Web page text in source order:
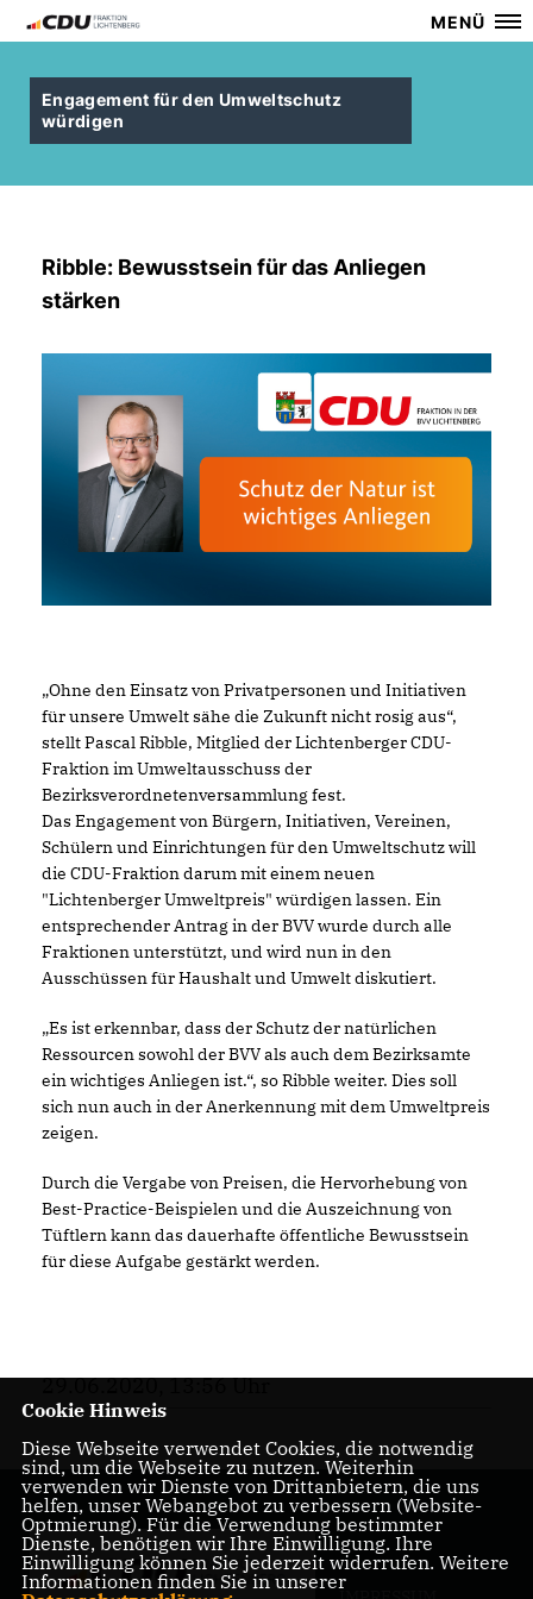
MENÜ
Engagement für den Umweltschutz
würdigen
Ribble: Bewusstsein für das Anliegen
stärken
Ohne den Einsatz von Privatpersonen und Initiativen
für unsere Umwelt sähe die Zukunft nicht rosig aus“,
stellt Pascal Ribble, Mitglied der Lichtenberger CDU-
Fraktion im Umweltausschuss der
Bezirksverordnetenversammlung fest.
Das Engagement von Bürgern, Initiativen, Vereinen,
Schülern und Einrichtungen für den Umweltschutz will
die CDU-Fraktion darum mit einem neuen
"Lichtenberger Umweltpreis" würdigen lassen. Ein
entsprechender Antrag in der BVV wurde durch alle
Fraktionen unterstützt, und wird nun in den
Ausschüssen für Haushalt und Umwelt diskutiert.
Es ist erkennbar, dass der Schutz der natürlichen
Ressourcen sowohl der BVV als auch dem Bezirksamte
ein wichtiges Anliegen ist.“, so Ribble weiter. Dies soll
sich nun auch in der Anerkennung mit dem Umweltpreis
zeigen.
Durch die Vergabe von Preisen, die Hervorhebung von
Best-Practice-Beispielen und die Auszeichnung von
Tüftlern kann das dauerhafte öffentliche Bewusstsein
für diese Aufgabe gestärkt werden.
29.06.2020, 13:56 Uhr
Cookie Hinweis
Diese Webseite verwendet Cookies, die notwendig
sind, um die Webseite zu nutzen. Weiterhin
verwenden wir Dienste von Drittanbietern, die uns
helfen, unser Webangebot zu verbessern (Website-
Optmierung). Für die Verwendung bestimmter
Dienste, benötigen wir Ihre Einwilligung. Ihre
Einwilligung können Sie jederzeit widerrufen. Weitere
Informationen finden Sie in unserer